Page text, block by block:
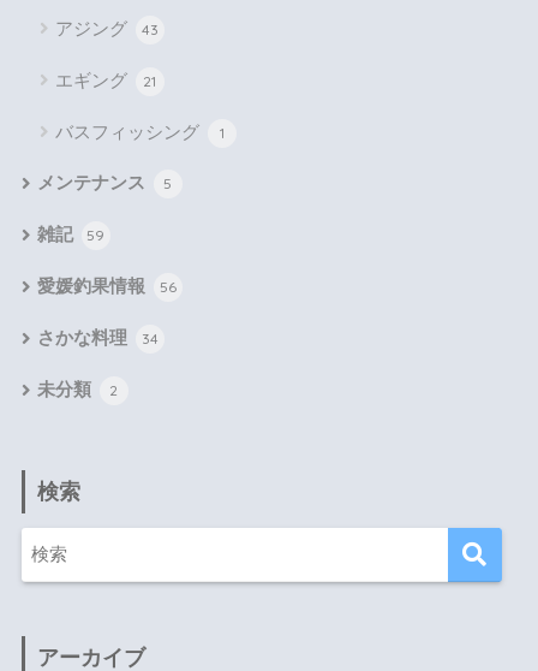
アジング 43
エギング 21
バスフィッシング 1
メンテナンス 5
雑記 59
愛媛釣果情報 56
さかな料理 34
未分類 2
検索
アーカイブ